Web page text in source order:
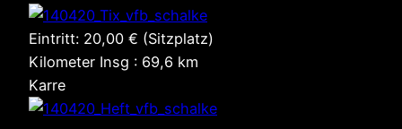
Eintritt: 20,00 € (Sitzplatz)
Kilometer Insg : 69,6 km
Karre